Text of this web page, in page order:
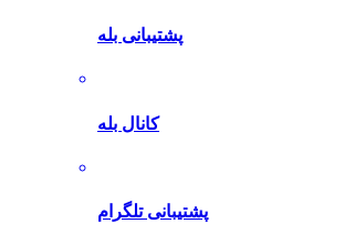
پشتیبانی بله
کانال بله
پشتیبانی تلگرام